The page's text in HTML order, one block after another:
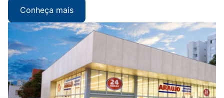
Conheça mais